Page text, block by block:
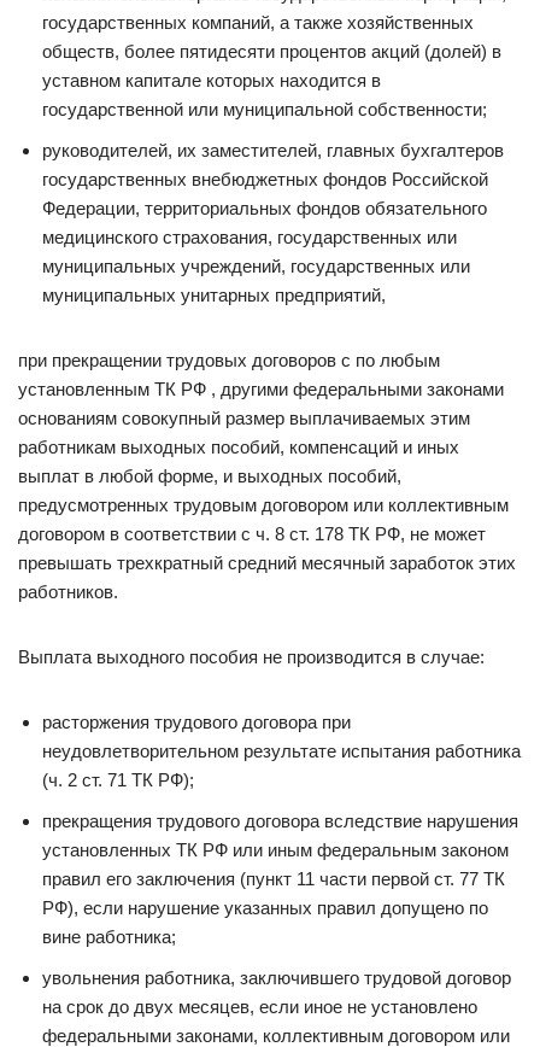
государственных компаний, а также хозяйственных
обществ, более пятидесяти процентов акций (долей) в
уставном капитале которых находится в
государственной или муниципальной собственности;
руководителей, их заместителей, главных бухгалтеров
государственных внебюджетных фондов Российской
Федерации, территориальных фондов обязательного
медицинского страхования, государственных или
муниципальных учреждений, государственных или
муниципальных унитарных предприятий,
при прекращении трудовых договоров с по любым
установленным ТК РФ , другими федеральными законами
основаниям совокупный размер выплачиваемых этим
работникам выходных пособий, компенсаций и иных
выплат в любой форме, и выходных пособий,
предусмотренных трудовым договором или коллективным
договором в соответствии с ч. 8 ст. 178 ТК РФ, не может
превышать трехкратный средний месячный заработок этих
работников.
Выплата выходного пособия не производится в случае:
расторжения трудового договора при
неудовлетворительном результате испытания работника
(ч. 2 ст. 71 ТК РФ);
прекращения трудового договора вследствие нарушения
установленных ТК РФ или иным федеральным законом
правил его заключения (пункт 11 части первой ст. 77 ТК
РФ), если нарушение указанных правил допущено по
вине работника;
увольнения работника, заключившего трудовой договор
на срок до двух месяцев, если иное не установлено
федеральными законами, коллективным договором или